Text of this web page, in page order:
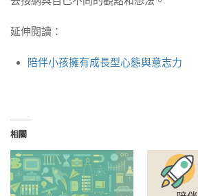
延伸閱讀：
陪伴小孩擁有成長型心態與意志力
相關